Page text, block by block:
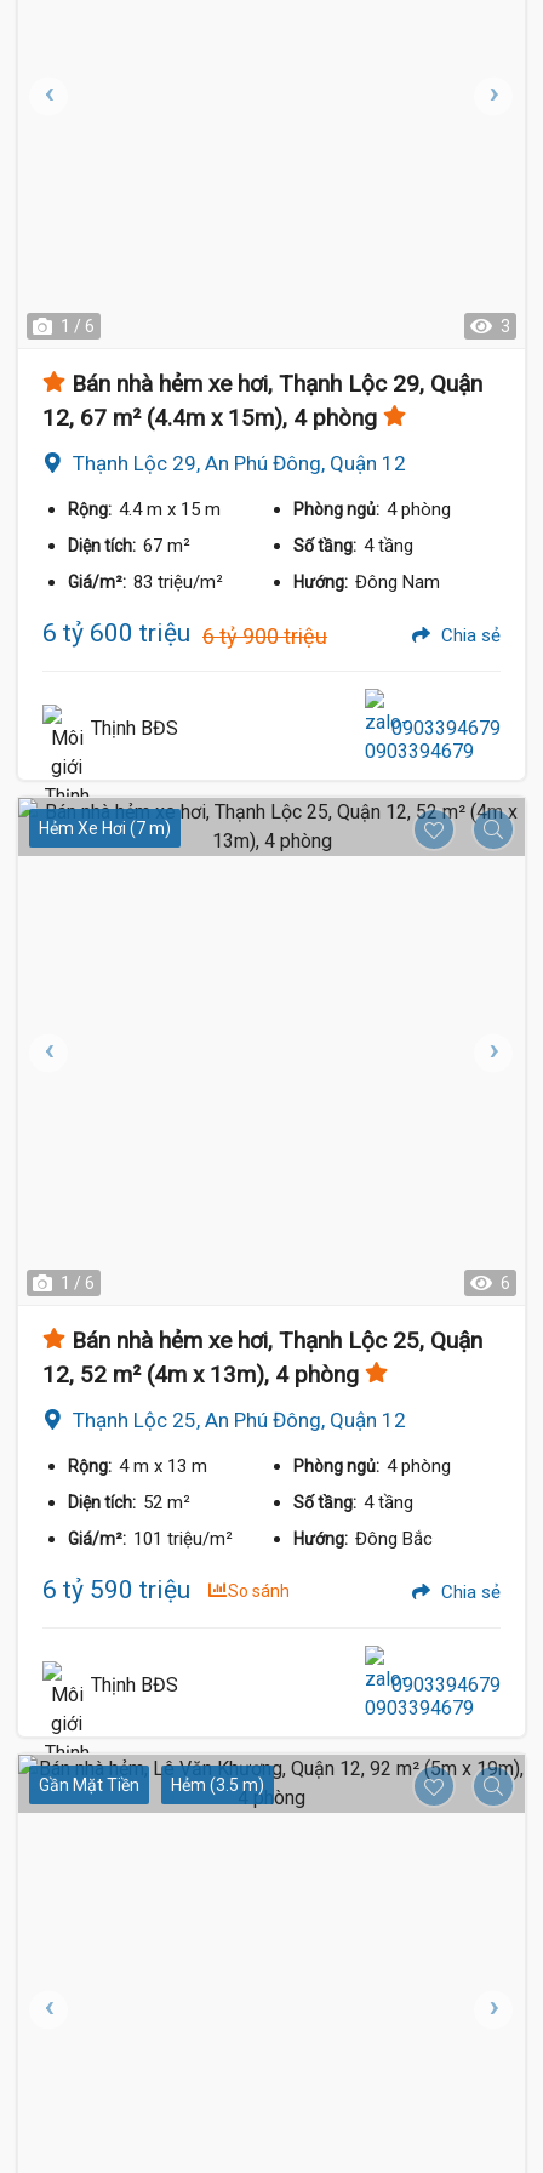
1 / 6 3
Bán nhà hẻm xe hơi, Thạnh Lộc 29, Quận
12, 67 m² (4.4m x 15m), 4 phòng
Thạnh Lộc 29, An Phú Đông, Quận 12
Rộng: 4.4 m x 15 m Phòng ngủ: 4 phòng
Diện tích: 67 m² Số tầng: 4 tầng
Giá/m²: 83 triệu/m² Hướng: Đông Nam
6 tỷ 600 triệu 6 tỷ 900 triệu Chia sẻ
Thịnh BĐS 0903394679
Hẻm Xe Hơi (7 m)
1 / 6 6
Bán nhà hẻm xe hơi, Thạnh Lộc 25, Quận
12, 52 m² (4m x 13m), 4 phòng
Thạnh Lộc 25, An Phú Đông, Quận 12
Rộng: 4 m x 13 m Phòng ngủ: 4 phòng
Diện tích: 52 m² Số tầng: 4 tầng
Giá/m²: 101 triệu/m² Hướng: Đông Bắc
6 tỷ 590 triệu So sánh Chia sẻ
Thịnh BĐS 0903394679
Gần Mặt Tiền Hẻm (3.5 m)